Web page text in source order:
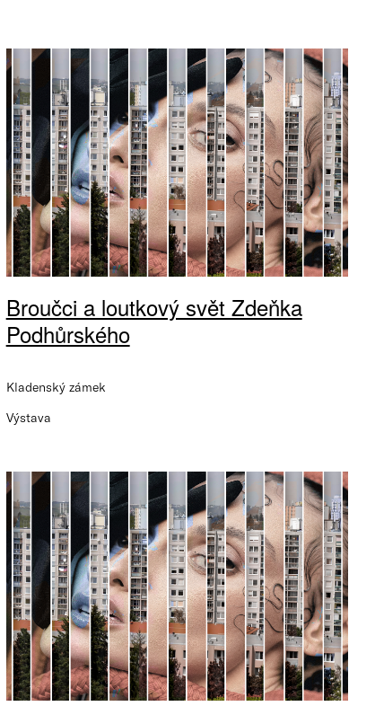
Broučci a loutkový svět Zdeňka
Podhůrského
Kladenský zámek
Výstava